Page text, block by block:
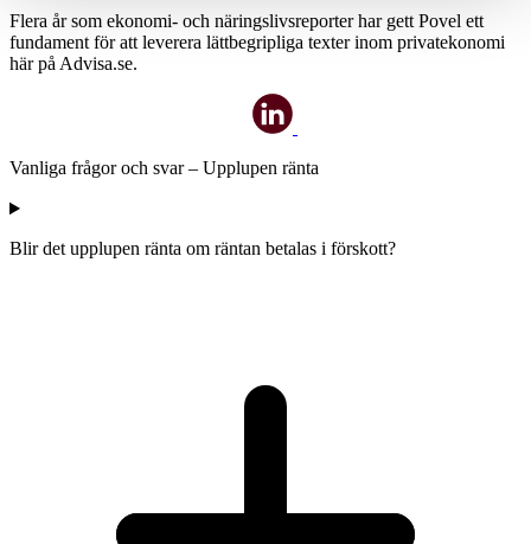
Flera år som ekonomi- och näringslivsreporter har gett Povel ett
fundament för att leverera lättbegripliga texter inom privatekonomi
här på Advisa.se.
Vanliga frågor och svar – Upplupen ränta
Blir det upplupen ränta om räntan betalas i förskott?